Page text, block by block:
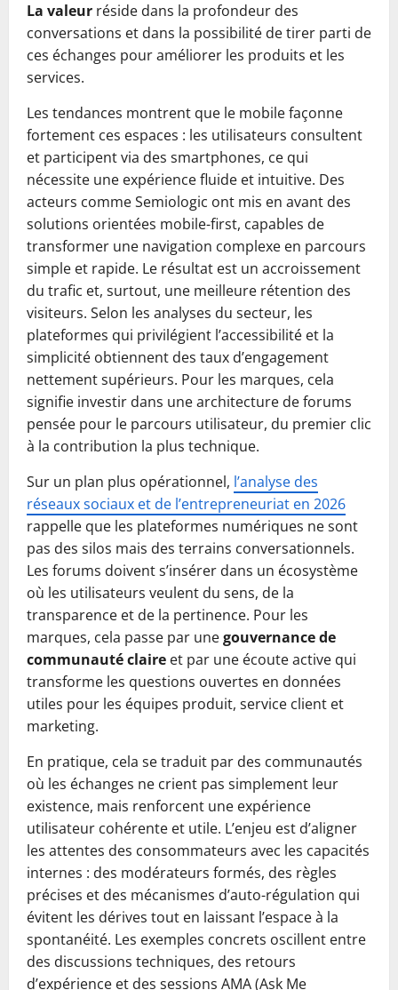
La valeur réside dans la profondeur des
conversations et dans la possibilité de tirer parti de
ces échanges pour améliorer les produits et les
services.
Les tendances montrent que le mobile façonne
fortement ces espaces : les utilisateurs consultent
et participent via des smartphones, ce qui
nécessite une expérience fluide et intuitive. Des
acteurs comme Semiologic ont mis en avant des
solutions orientées mobile-first, capables de
transformer une navigation complexe en parcours
simple et rapide. Le résultat est un accroissement
du trafic et, surtout, une meilleure rétention des
visiteurs. Selon les analyses du secteur, les
plateformes qui privilégient l’accessibilité et la
simplicité obtiennent des taux d’engagement
nettement supérieurs. Pour les marques, cela
signifie investir dans une architecture de forums
pensée pour le parcours utilisateur, du premier clic
à la contribution la plus technique.
Sur un plan plus opérationnel, l’analyse des
réseaux sociaux et de l’entrepreneuriat en 2026
rappelle que les plateformes numériques ne sont
pas des silos mais des terrains conversationnels.
Les forums doivent s’insérer dans un écosystème
où les utilisateurs veulent du sens, de la
transparence et de la pertinence. Pour les
marques, cela passe par unegouvernance de
communauté claire et par une écoute active qui
transforme les questions ouvertes en données
utiles pour les équipes produit, service client et
marketing.
En pratique, cela se traduit par des communautés
où les échanges ne crient pas simplement leur
existence, mais renforcent une expérience
utilisateur cohérente et utile. L’enjeu est d’aligner
les attentes des consommateurs avec les capacités
internes : des modérateurs formés, des règles
précises et des mécanismes d’auto-régulation qui
évitent les dérives tout en laissant l’espace à la
spontanéité. Les exemples concrets oscillent entre
des discussions techniques, des retours
d’expérience et des sessions AMA (Ask Me